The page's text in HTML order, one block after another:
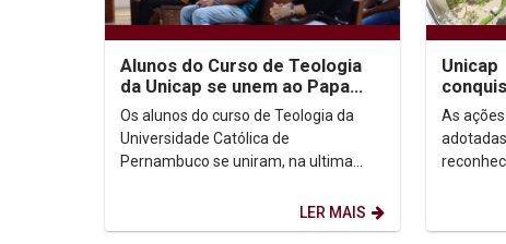
Alunos do Curso de Teologia
da Unicap se unem ao Papa
Francisco e realizam momento
de oração pela...
Os alunos do curso de Teologia da
Universidade Católica de
Pernambuco se uniram, na ultima
LER MAIS
Unicap
As